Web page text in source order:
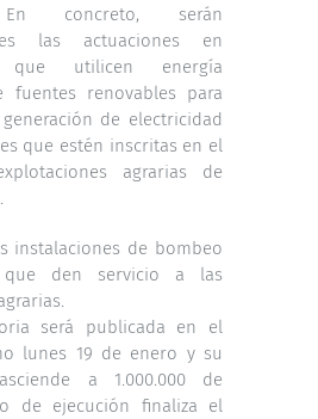
En concreto, serán
las actuaciones en
que utilicen energía
fuentes renovables para
de electricidad
que estén inscritas en el
agrarias de
instalaciones de bombeo
que den servicio a las
será publicada en el
lunes 19 de enero y su
a 1.000.000 de
de ejecución finaliza el